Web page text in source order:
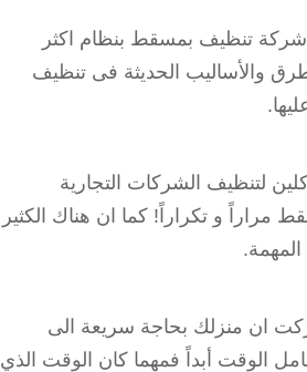
تنظيف بمسقط بنظام اكثر
والأساليب الحديثة فى تنظيف
لتنظيف الشركات التجارية
و تكراراً! كما ان هناك الكثير
ان منزلك بحاجة سريعة الى
الوقت أبداً فمهما كان الوقت الذي